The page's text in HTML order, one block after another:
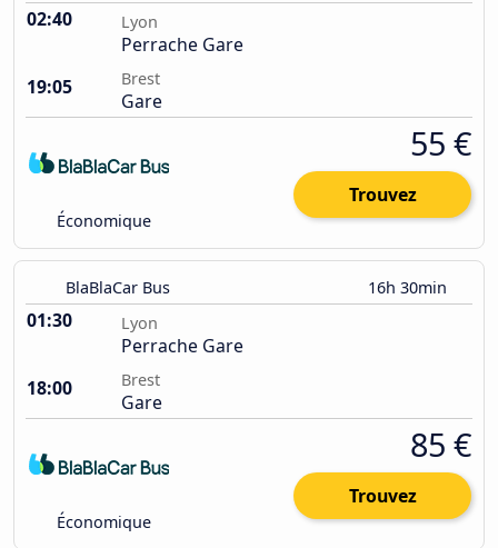
02:40 Lyon
Perrache Gare
19:05
Brest
Gare
Économique
55 €
Trouvez
BlaBlaCar Bus 16h 30min
01:30 Lyon
Perrache Gare
18:00
Brest
Gare
Économique
85 €
Trouvez